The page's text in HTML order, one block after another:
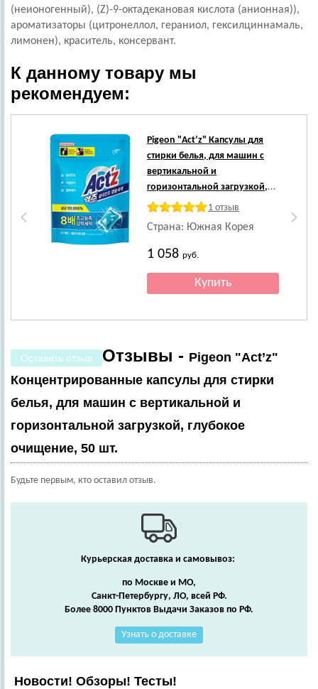
(неионогенный), (Z)-9-октадекановая кислота (анионная)),
ароматизаторы (цитронеллол, гераниол, гексилциннамаль,
лимонен), краситель, консервант.
К данному товару мы
рекомендуем:
Pigeon "Act’z" Капсулы для
стирки белья, для машин с
вертикальной и
горизонтальной загрузкой,
для сушки в помещении, 15
1 отзыв
Страна: Южная Корея
1 058руб.
Оставить отзыв Отзывы - Pigeon "Act’z"
Концентрированные капсулы для стирки
белья, для машин с вертикальной и
горизонтальной загрузкой, глубокое
очищение, 50 шт.
Будьте первым, кто оставил отзыв.
Курьерская доставка и самовывоз:
по Москве и МО,
Санкт-Петербургу, ЛО, всей РФ.
Более 8000 Пунктов Выдачи Заказов по РФ.
Узнать о доставке
Новости! Обзоры! Тесты!